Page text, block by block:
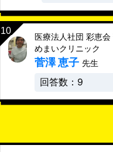
医療法人社団 彩恵
めまいクリニック
菅澤 恵子 先生
回答数：9